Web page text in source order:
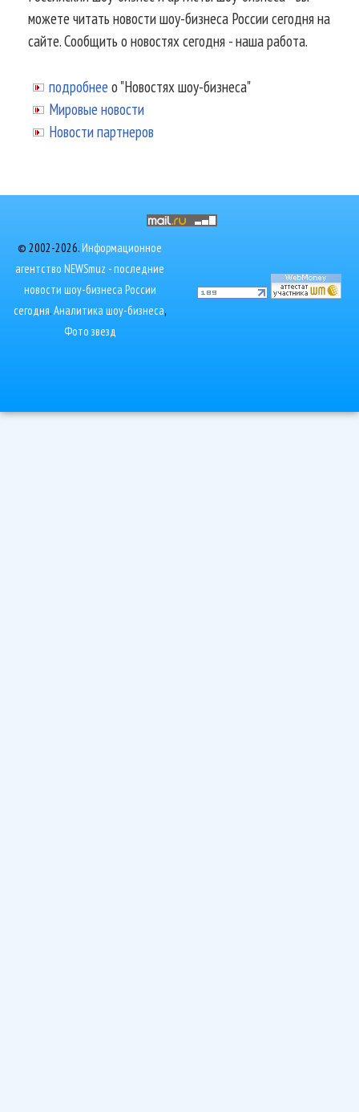
можете читать новости шоу-бизнеса России сегодня на
сайте. Сообщить о новостях сегодня - наша работа.
подробнее о "Новостях шоу-бизнеса"
Мировые новости
Новости партнеров
© 2002-2026.Информационное
агентство NEWSmuz - последние
новости шоу-бизнеса России
сегодня.Аналитика шоу-бизнеса,
Фото звезд